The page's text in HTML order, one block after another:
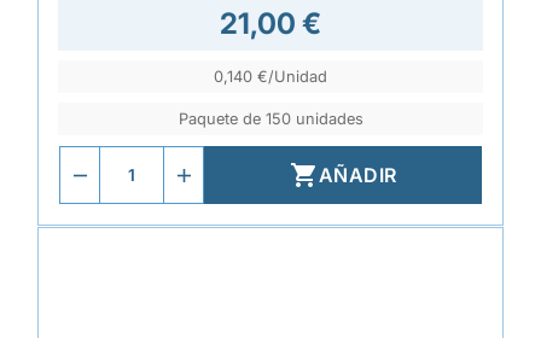
21,00 €
0,140 €/Unidad
Paquete de 150 unidades
AÑADIR